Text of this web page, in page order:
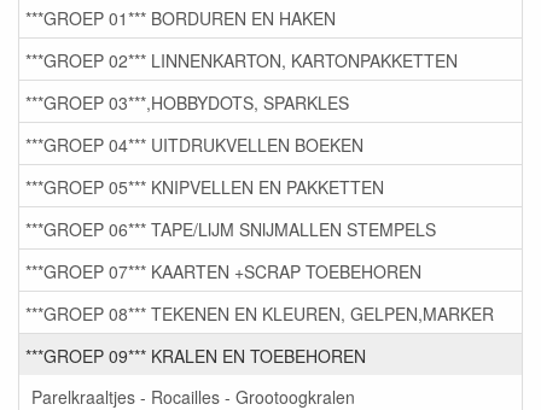
***GROEP 01*** BORDUREN EN HAKEN
***GROEP 02*** LINNENKARTON, KARTONPAKKETTEN
***GROEP 03***,HOBBYDOTS, SPARKLES
***GROEP 04*** UITDRUKVELLEN BOEKEN
***GROEP 05*** KNIPVELLEN EN PAKKETTEN
***GROEP 06*** TAPE/LIJM SNIJMALLEN STEMPELS
***GROEP 07*** KAARTEN +SCRAP TOEBEHOREN
***GROEP 08*** TEKENEN EN KLEUREN, GELPEN,MARKER
***GROEP 09*** KRALEN EN TOEBEHOREN
Parelkraaltjes - Rocailles - Grootoogkralen